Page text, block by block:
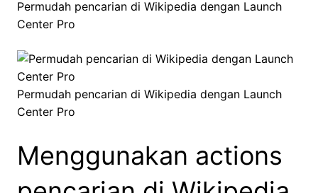
Permudah pencarian di Wikipedia dengan Launch
Center Pro
Permudah pencarian di Wikipedia dengan Launch
Center Pro
Menggunakan actions